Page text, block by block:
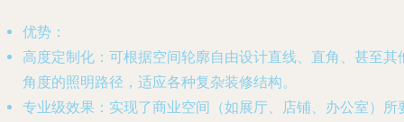
优势 ：
高度定制化 ：可根据空间轮廓自由设计直线、直角、甚至其
角度的照明路径，适应各种复杂装修结构。
专业级效果 ：实现了商业空间（如展厅、店铺、办公室）所